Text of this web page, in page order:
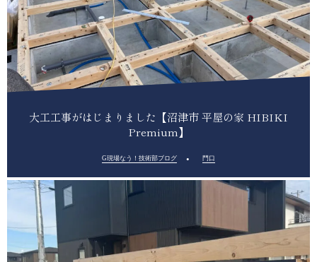
大工工事がはじまりました【沼津市 平屋の家 HIBIKI
Premium】
G現場なう！技術部ブログ 門口